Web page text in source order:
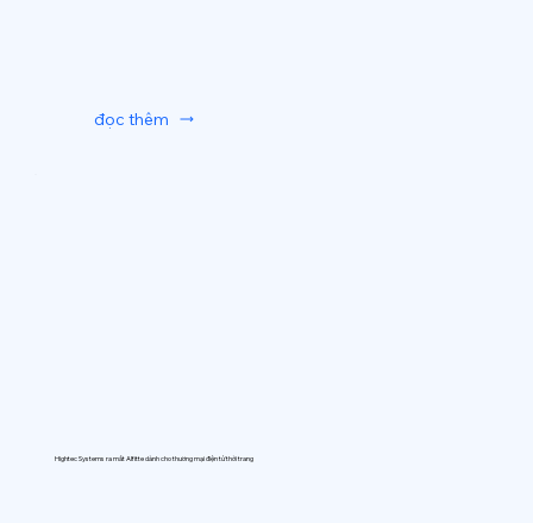
đọc thêm
Hightec Systems ra mắt AIfitte dành cho thương mại điện tử thời trang